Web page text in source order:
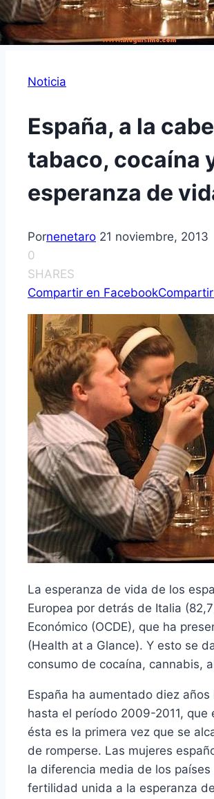
Noticia
España, a la
tabaco, cocaína
esperanza de
Pornenetaro 21 noviembre, 2013
0
SHARES
Compartir en Facebook
La esperanza de vida de los
Europea por detrás de Italia
Económico (OCDE), que ha
(Health at a Glance). Y esto se
consumo de cocaína, cannabis,
España ha aumentado diez
hasta el período 2009-2011, que
ésta es la primera vez que se
de romperse. Las mujeres
la diferencia media de los
fertilidad unida a la esperanza